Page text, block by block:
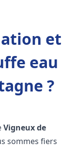
et
eau
?
Vigneux de
sommes fiers